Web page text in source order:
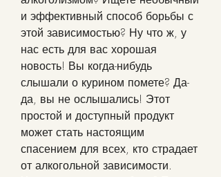
и эффективный способ борьбы с
этой зависимостью? Ну что ж, у
нас есть для вас хорошая
новость! Вы когда-нибудь
слышали о курином помете? Да-
да, вы не ослышались! Этот
простой и доступный продукт
может стать настоящим
спасением для всех, кто страдает
от алкогольной зависимости.